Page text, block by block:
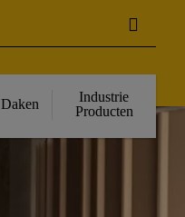
Daken
Industrie
Producten